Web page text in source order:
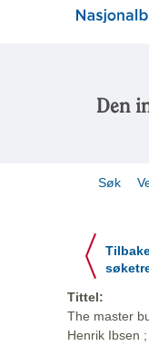
Den
Søk
Tittel:
The master
Henrik Ibsen